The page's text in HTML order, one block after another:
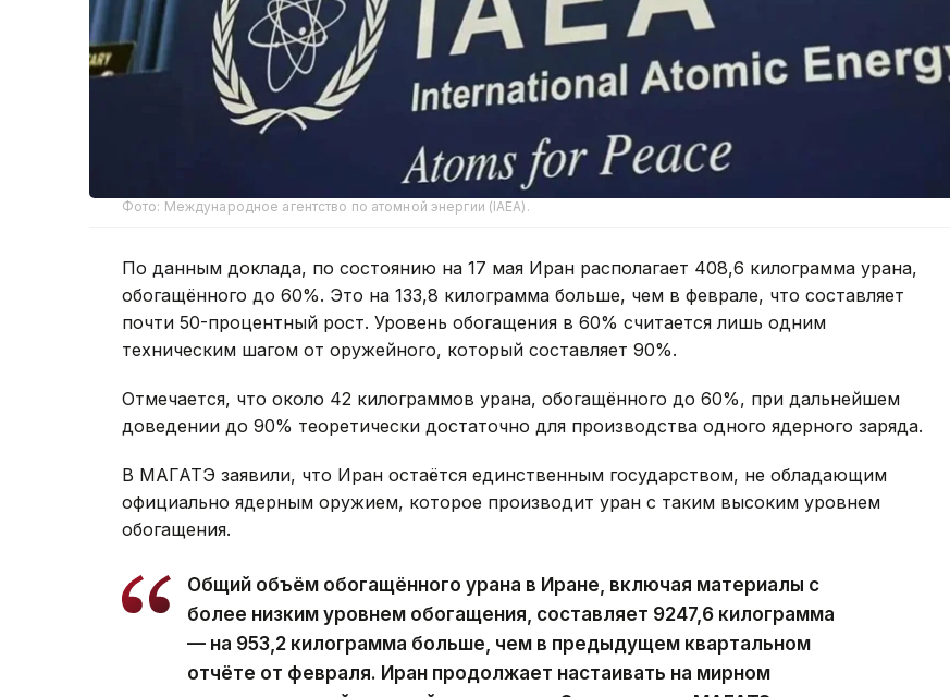
Фото: Международное агентство по атомной энергии (IAEA).
По данным доклада, по состоянию на 17 мая Иран располагает 408,6 килограмма урана,
обогащённого до 60%. Это на 133,8 килограмма больше, чем в феврале, что составляет
почти 50-процентный рост. Уровень обогащения в 60% считается лишь одним
техническим шагом от оружейного, который составляет 90%.
Отмечается, что около 42 килограммов урана, обогащённого до 60%, при дальнейшем
доведении до 90% теоретически достаточно для производства одного ядерного заряда.
В МАГАТЭ заявили, что Иран остаётся единственным государством, не обладающим
официально ядерным оружием, которое производит уран с таким высоким уровнем
обогащения.
Общий объём обогащённого урана в Иране, включая материалы с
более низким уровнем обогащения, составляет 9247,6 килограмма
— на 953,2 килограмма больше, чем в предыдущем квартальном
отчёте от февраля. Иран продолжает настаивать на мирном